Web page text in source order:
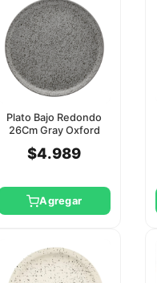
Plato Bajo Redondo
26Cm Gray Oxford
$4.989
Agregar